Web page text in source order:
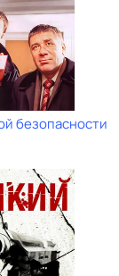
безопасности